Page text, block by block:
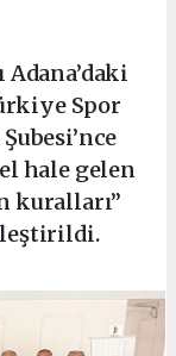
Spor
hale gelen
kuralları”